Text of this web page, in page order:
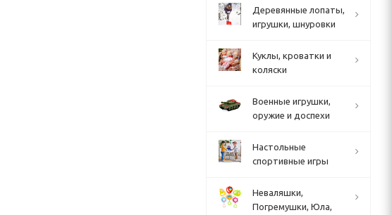
Деревянные лопаты,
игрушки, шнуровки
Куклы, кроватки и
коляски
Военные игрушки,
оружие и доспехи
Настольные
спортивные игры
Неваляшки,
Погремушки, Юла,